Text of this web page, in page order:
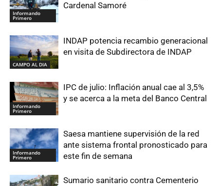
Informando
Primero
Cardenal Samoré
CAMPO AL DIA
INDAP potencia recambio generacional
en visita de Subdirectora de INDAP
Informando
Primero
IPC de julio: Inflación anual cae al 3,5%
y se acerca a la meta del Banco Central
Informando
Primero
Saesa mantiene supervisión de la red
ante sistema frontal pronosticado para
este fin de semana
Sumario sanitario contra Cementerio